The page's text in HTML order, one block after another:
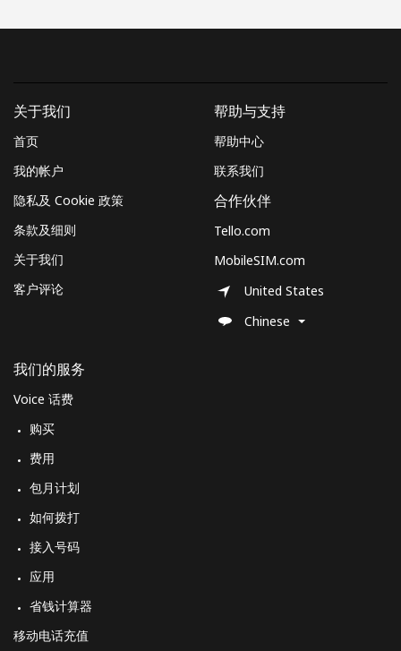
关于我们
首页
我的帐户
隐私及 Cookie 政策
条款及细则
关于我们
客户评论
我们的服务
Voice 话费
购买
费用
包月计划
如何拨打
接入号码
应用
省钱计算器
移动电话充值
帮助与支持
帮助中心
联系我们
合作伙伴
Tello.com
MobileSIM.com
United States
Chinese